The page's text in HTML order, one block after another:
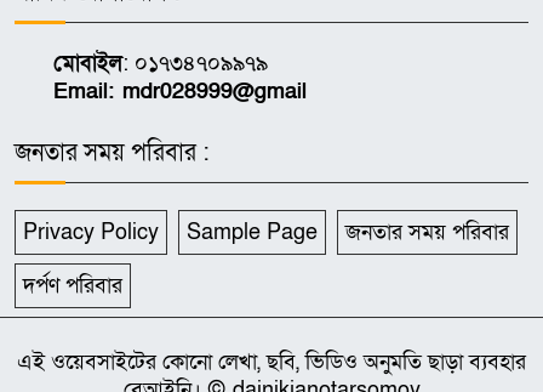
মোবাইল: ০১৭৩৪৭০৯৯৭৯
Email: mdr028999@gmail
জনতার সময় পরিবার :
Privacy Policy Sample Page
জনতার সময় পরিবার
দর্পণ পরিবার
এই ওয়েবসাইটের কোনো লেখা, ছবি, ভিডিও অনুমতি ছাড়া ব্যবহার